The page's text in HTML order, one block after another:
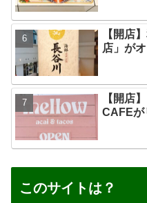
【開店
店」が
【開店
CAFEが
このサイトは？